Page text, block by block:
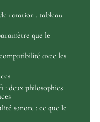
rotation : tableau
que le
avec les
: deux philosophies
sonore : ce que le